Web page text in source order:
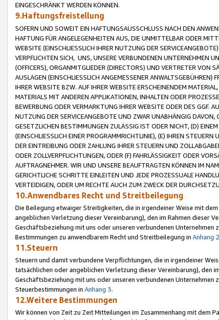
EINGESCHRÄNKT WERDEN KÖNNEN.
9.Haftungsfreistellung
SOFERN UND SOWEIT EIN HAFTUNGSAUSSCHLUSS NACH DEN
HAFTUNG FÜR ANGELEGENHEITEN AUS, DIE UNMITTELBAR ODER
WEBSITE (EINSCHLIESSLICH IHRER NUTZUNG DER
VERPFLICHTEN SICH, UNS, UNSERE VERBUNDENEN UNTERNEHMEN
(OFFICERS), ORGANMITGLIEDER (DIRECTORS) UND VERTRETER VON
AUSLAGEN (EINSCHLIESSLICH ANGEMESSENER
IHRER WEBSITE BZW. AUF IHRER WEBSITE ERSCHEINENDEM
MATERIALS MIT ANDEREN APPLIKATIONEN, INHALTEN ODER
BEWERBUNG ODER VERMARKTUNG IHRER WEBSITE ODER DES GGF.
NUTZUNG DER SERVICEANGEBOTE UND ZWAR UNABHÄNGIG
GESETZLICHEN BESTIMMUNGEN ZULÄSSIG IST ODER NICHT, (D)
(EINSCHLIESSLICH EINER PROGRAMMRICHTLINIE), (E) IHREN
DER EINTREIBUNG ODER ZAHLUNG IHRER STEUERN UND
ODER ZOLLVERPFLICHTUNGEN, ODER (F) FAHRLÄSSIGKEIT ODER
AUFTRAGNEHMER. WIR UND UNSERE BEAUFTRAGTEN KÖNNEN IM
GERICHTLICHE SCHRITTE EINLEITEN UND JEDE PROZESSUALE
VERTEIDIGEN, ODER UM RECHTE AUCH ZUM ZWECK DER
10.Anwendbares Recht und Streitbeilegung
Die Beilegung etwaiger Streitigkeiten, die in irgendeiner Weise mit
angeblichen Verletzung dieser Vereinbarung), den im Rahmen dieser
Geschäftsbeziehung mit uns oder unseren verbundenen
Bestimmungen zu anwendbarem Recht und Streitbeilegung in Anhang 2
11.Steuern
Steuern und damit verbundene Verpflichtungen, die in irgendeiner
tatsächlichen oder angeblichen Verletzung dieser Vereinbarung), den
Geschäftsbeziehung mit uns oder unseren verbundenen
Steuerbestimmungen in Anhang 3.
12.Weitere Bestimmungen
Wir können von Zeit zu Zeit Mitteilungen im Zusammenhang mit dem